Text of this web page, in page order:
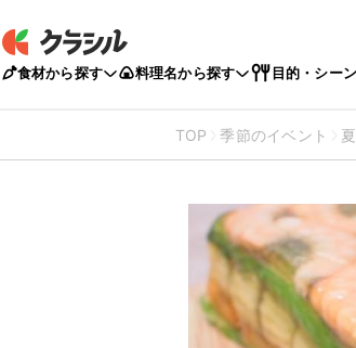
食材から探す 料理名から探す 目的・シー
TOP 季節のイベント